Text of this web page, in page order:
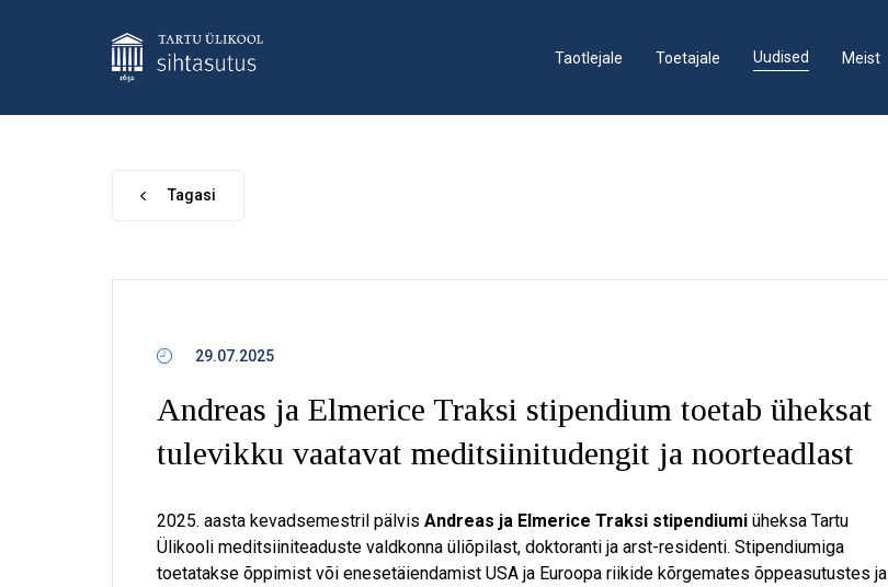
Taotlejale Toetajale Uudised Meist
Tagasi
29.07.2025
Andreas ja Elmerice Traksi stipendium toetab üheksat
tulevikku vaatavat meditsiinitudengit ja noorteadlast
2025. aasta kevadsemestril pälvis Andreas ja Elmerice Traksi stipendiumi üheksa Tartu
Ülikooli meditsiiniteaduste valdkonna üliõpilast, doktoranti ja arst-residenti. Stipendiumiga
toetatakse õppimist või enesetäiendamist USA ja Euroopa riikide kõrgemates õppeasutustes ja